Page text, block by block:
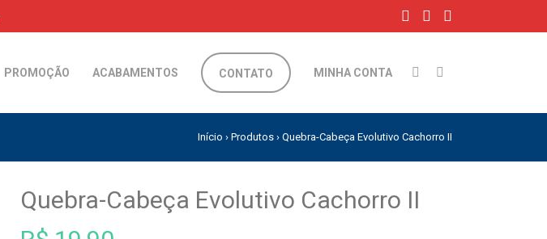
PROMOÇÃO ACABAMENTOS CONTATO MINHA CONTA
Início › Produtos › Quebra-Cabeça Evolutivo Cachorro II
Quebra-Cabeça Evolutivo Cachorro II